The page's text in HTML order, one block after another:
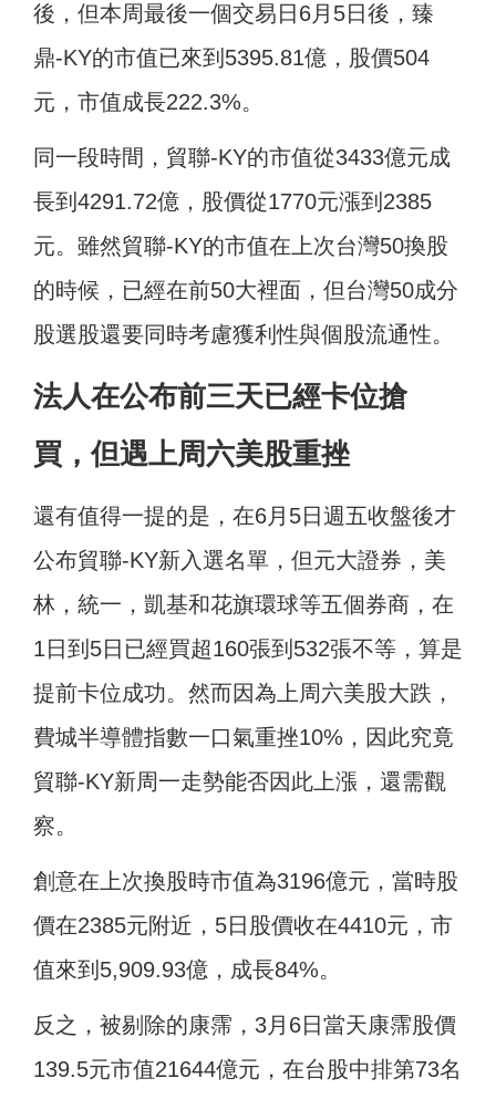
後，但本周最後一個交易日6月5日後，臻
鼎-KY的市值已來到5395.81億，股價504
元，市值成長222.3%。
同一段時間，貿聯-KY的市值從3433億元成
長到4291.72億，股價從1770元漲到2385
元。雖然貿聯-KY的市值在上次台灣50換股
的時候，已經在前50大裡面，但台灣50成分
股選股還要同時考慮獲利性與個股流通性。
法人在公布前三天已經卡位搶
買，但遇上周六美股重挫
還有值得一提的是，在6月5日週五收盤後才
公布貿聯-KY新入選名單，但元大證券，美
林，統一，凱基和花旗環球等五個券商，在
1日到5日已經買超160張到532張不等，算是
提前卡位成功。然而因為上周六美股大跌，
費城半導體指數一口氣重挫10%，因此究竟
貿聯-KY新周一走勢能否因此上漲，還需觀
察。
創意在上次換股時市值為3196億元，當時股
價在2385元附近，5日股價收在4410元，市
值來到5,909.93億，成長84%。
反之，被剔除的康霈，3月6日當天康霈股價
139.5元市值21644億元，在台股中排第73名